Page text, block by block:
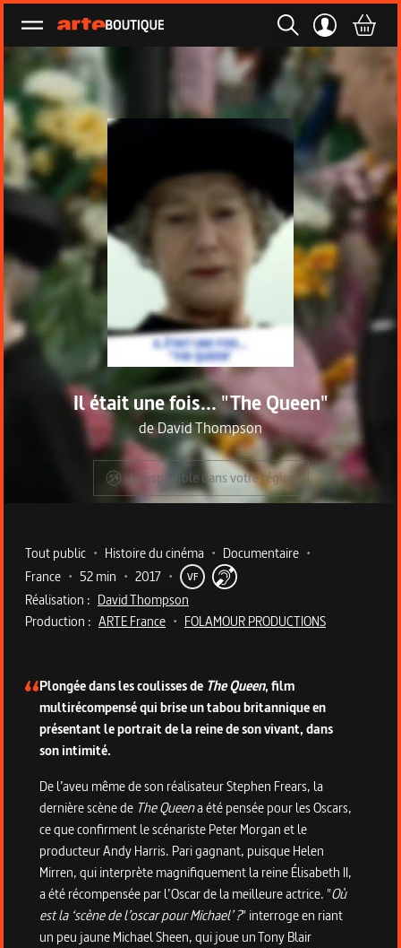
Ouvrir le menu
Il était une fois... "The Queen"
deDavid Thompson
Indisponible dans votre région
Metadata du programme
Tout public • Histoire du cinéma • Documentaire •
France • 52 min • 2017 • VF
Réalisation : David Thompson
Production : ARTE France • FOLAMOUR PRODUCTIONS
Plongée dans les coulisses de The Queen, film
multirécompensé qui brise un tabou britannique en
présentant le portrait de la reine de son vivant, dans
son intimité.
De l’aveu même de son réalisateur Stephen Frears, la
dernière scène de The Queena été pensée pour les Oscars,
ce que confirment le scénariste Peter Morgan et le
producteur Andy Harris. Pari gagnant, puisque Helen
Mirren, qui interprète magnifiquement la reine Élisabeth II,
a été récompensée par l’Oscar de la meilleure actrice. "Où
est la ‘scène de l’oscar pour Michael’ ?" interroge en riant
un peu jaune Michael Sheen, qui joue un Tony Blair